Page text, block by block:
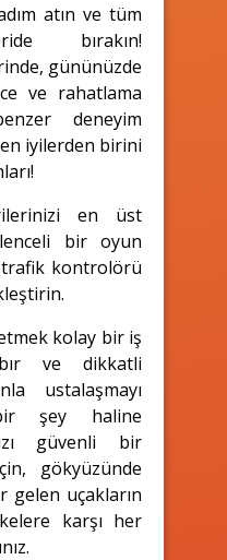
atın ve tüm
bırakın!
gününüzde
ve rahatlama
deneyim
iyilerden birini
en üst
bir oyun
kontrolörü
kolay bir iş
ve dikkatli
ustalaşmayı
şey haline
güvenli bir
gökyüzünde
gelen uçakların
karşı her